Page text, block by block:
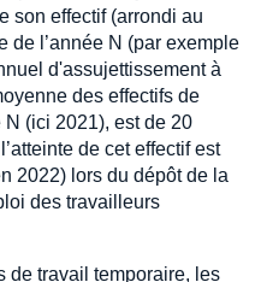
son effectif (arrondi au
de l’année N (par exemple
d'assujettissement à
des effectifs de
(ici 2021), est de 20
de cet effectif est
2022) lors du dépôt de la
des travailleurs
de travail temporaire, les